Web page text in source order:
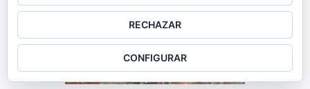
RECHAZAR
CONFIGURAR